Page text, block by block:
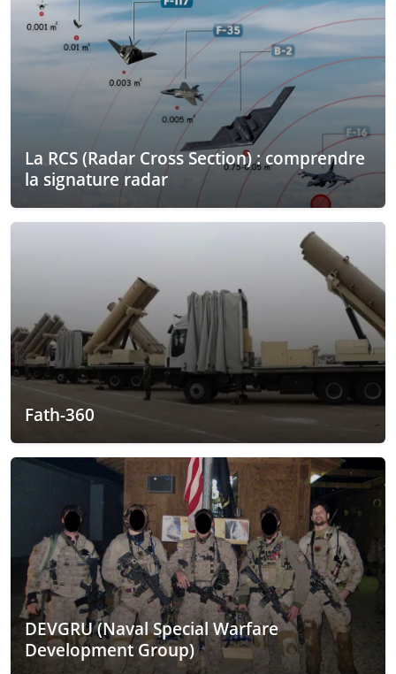
La RCS (Radar Cross Section) : comprendre
la signature radar
Fath-360
DEVGRU (Naval Special Warfare
Development Group)